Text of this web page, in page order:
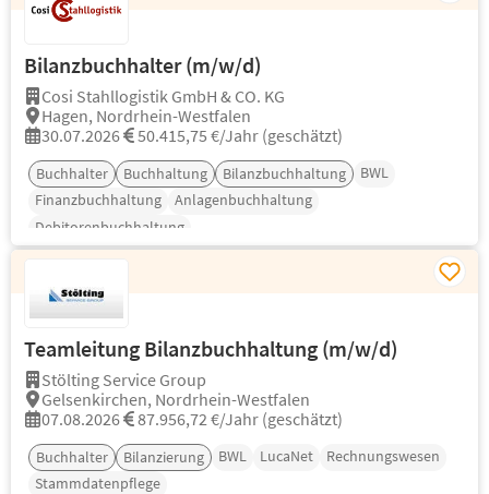
Bilanzbuchhalter (m/w/d)
Cosi Stahllogistik GmbH & CO. KG
Hagen, Nordrhein-Westfalen
30.07.2026
50.415,75 €/Jahr (geschätzt)
Buchhalter Buchhaltung Bilanzbuchhaltung
BWL
Finanzbuchhaltung
Anlagenbuchhaltung
Debitorenbuchhaltung
Teamleitung Bilanzbuchhaltung (m/w/d)
Stölting Service Group
Gelsenkirchen, Nordrhein-Westfalen
07.08.2026
87.956,72 €/Jahr (geschätzt)
Buchhalter Bilanzierung BWL LucaNet
Rechnungswesen
Stammdatenpflege